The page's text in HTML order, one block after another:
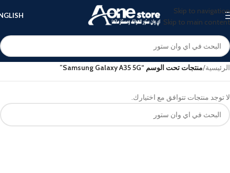
Skip to navigation
Skip to main content
الرئيسية/منتجات تحت الوسم “Samsung Galaxy A35 5G”
لا توجد منتجات تتوافق مع اختيارك.